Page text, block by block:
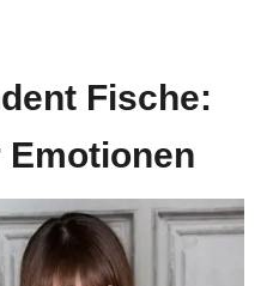
Fische:
Emotionen